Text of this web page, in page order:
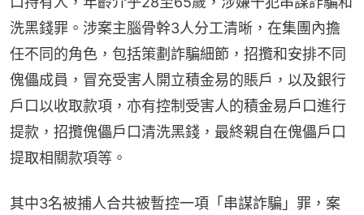
洗黑錢罪。涉案主腦骨幹3人分工清晰，在集團內擔
任不同的角色，包括策劃詐騙細節，招攬和安排不同
傀儡成員，冒充受害人開立積金易的賬戶，以及銀行
戶口以收取款項，亦有控制受害人的積金易戶口進行
提款，招攬傀儡戶口清洗黑錢，最終親自在傀儡戶口
提取相關款項等。
其中3名被捕人合共被暫控一項「串謀詐騙」罪，案